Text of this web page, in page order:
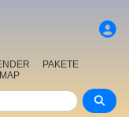
PAKETE